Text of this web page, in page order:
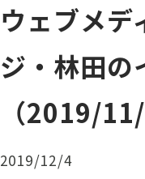
ウェブメ
ジ・林田の
（2019/11/
2019/12/4